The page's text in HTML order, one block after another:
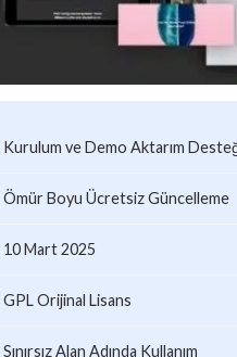
Kurulum ve Demo Aktarım
Ömür Boyu Ücretsiz Güncelleme
10 Mart 2025
GPL Orijinal Lisans
Sınırsız Alan Adında Kullanım